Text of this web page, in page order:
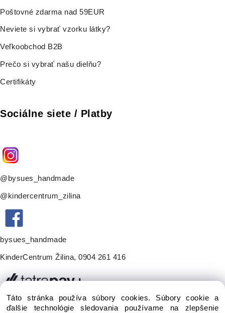
Poštovné zdarma nad 59EUR
Neviete si vybrať vzorku látky?
Veľkoobchod B2B
Prečo si vybrať našu dielňu?
Certifikáty
Sociálne siete / Platby
@bysues_handmade
@kindercentrum_zilina
bysues_handmade
KinderCentrum Žilina, 0904 261 416
Táto stránka používa súbory cookies. Súbory cookie a
ďalšie technológie sledovania používame na zlepšenie